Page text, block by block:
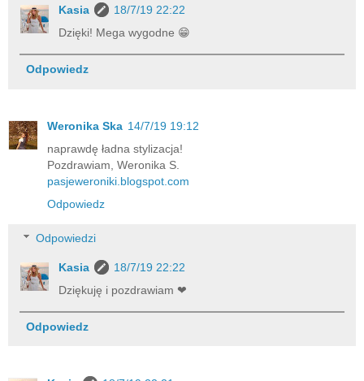
Kasia
18/7/19 22:22
Dzięki! Mega wygodne 😁
Odpowiedz
Weronika Ska 14/7/19 19:12
naprawdę ładna stylizacja!
Pozdrawiam, Weronika S.
pasjeweroniki.blogspot.com
Odpowiedz
Odpowiedzi
Kasia
18/7/19 22:22
Dziękuję i pozdrawiam ❤
Odpowiedz